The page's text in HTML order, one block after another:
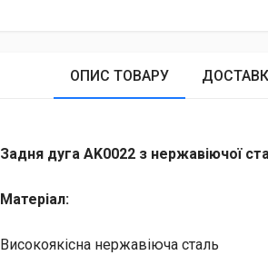
ОПИС ТОВАРУ
Задня дуга AK0022 з нержавіючої
Матеріал:
Високоякісна нержавіюча сталь